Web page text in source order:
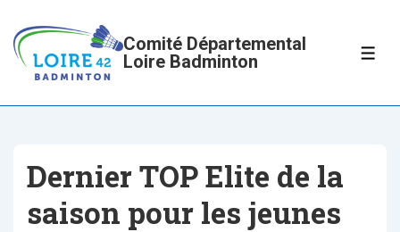
passer
contenu
principal
Comité Départemental
Loire Badminton
Dernier TOP Elite de la
saison pour les jeunes